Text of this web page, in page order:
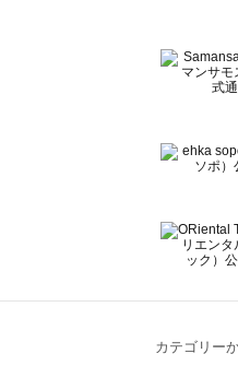
BETTY'S
Wpc.（ワール
カテゴリー